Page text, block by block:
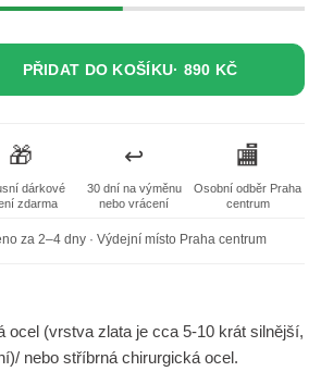
PŘIDAT DO KOŠÍKU· 890 KČ
🎁
dárkové
zdarma
↩️
30 dní na výměnu
nebo vrácení
🏬
Osobní odběr Praha
centrum
za 2–4 dny · Výdejní místo Praha centrum
ocel (vrstva zlata je cca 5-10 krát silnější,
nebo stříbrná chirurgická ocel.